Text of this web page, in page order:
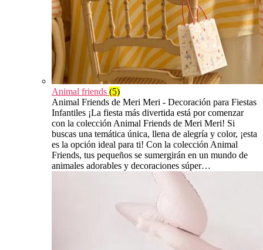
Animal friends (5)
Animal Friends de Meri Meri - Decoración para Fiestas
Infantiles ¡La fiesta más divertida está por comenzar
con la colección Animal Friends de Meri Meri! Si
buscas una temática única, llena de alegría y color, ¡esta
es la opción ideal para ti! Con la colección Animal
Friends, tus pequeños se sumergirán en un mundo de
animales adorables y decoraciones súper…